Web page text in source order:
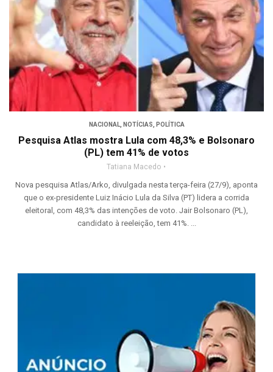
NACIONAL, NOTÍCIAS, POLÍTICA
Pesquisa Atlas mostra Lula com 48,3% e Bolsonaro
(PL) tem 41% de votos
Tatiana Macedo
Nova pesquisa Atlas/Arko, divulgada nesta terça-feira (27/9), aponta
que o ex-presidente Luiz Inácio Lula da Silva (PT) lidera a corrida
eleitoral, com 48,3% das intenções de voto. Jair Bolsonaro (PL),
candidato à reeleição, tem 41%. ...